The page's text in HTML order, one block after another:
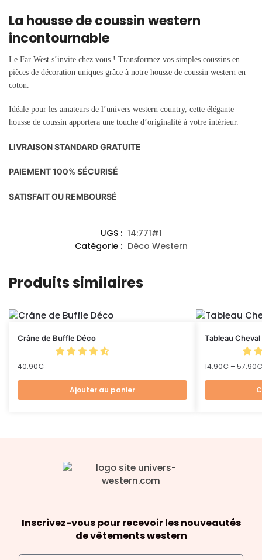
La housse de coussin western
incontournable
Le Far West s’invite chez vous ! Transformez vos simples coussins en
pièces de décoration uniques grâce à notre housse de coussin western en
coton.
Idéale pour les amateurs de l’univers western country, cette élégante
housse de coussin apportera une touche d’originalité à votre intérieur.
LIVRAISON STANDARD GRATUITE
PAIEMENT 100% SÉCURISÉ
SATISFAIT OU REMBOURSÉ
UGS : 14:771#1
Catégorie : Déco Western
Produits similaires
Crâne de Buffle Déco
40.90€
Ajouter au panier
Tableau
14.90€ –57.90€
Inscrivez-vous pour recevoir les nouveautés
de vêtements western